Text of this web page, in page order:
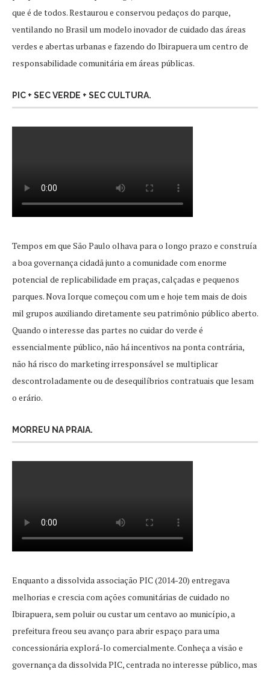
que é de todos. Restaurou e conservou pedaços do parque,
ventilando no Brasil um modelo inovador de cuidado das áreas
verdes e abertas urbanas e fazendo do Ibirapuera um centro de
responsabilidade comunitária em áreas públicas.
PIC + SEC VERDE + SEC CULTURA.
Tempos em que São Paulo olhava para o longo prazo e construía
a boa governança cidadã junto a comunidade com enorme
potencial de replicabilidade em praças, calçadas e pequenos
parques. Nova Iorque começou com um e hoje tem mais de dois
mil grupos auxiliando diretamente seu patrimônio público aberto.
Quando o interesse das partes no cuidar do verde é
essencialmente público, não há incentivos na ponta contrária,
não há risco do marketing irresponsável se multiplicar
descontroladamente ou de desequilíbrios contratuais que lesam
o erário.
MORREU NA PRAIA.
Enquanto a dissolvida associação PIC (2014-20) entregava
melhorias e crescia com ações comunitárias de cuidado no
Ibirapuera, sem poluir ou custar um centavo ao município, a
prefeitura freou seu avanço para abrir espaço para uma
concessionária explorá-lo comercialmente. Conheça a visão e
governança da dissolvida PIC, centrada no interesse público, mas